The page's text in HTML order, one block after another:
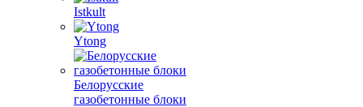
Istkult
Ytong
Белорусские
газобетонные блоки